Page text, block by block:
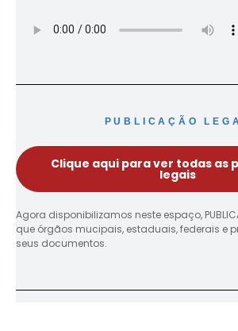
PUBLICAÇÃO
Clique aqui para ver todas as
legais
Agora disponibilizamos neste espaço,
que órgãos mucipais, estaduais, federais e
seus documentos.